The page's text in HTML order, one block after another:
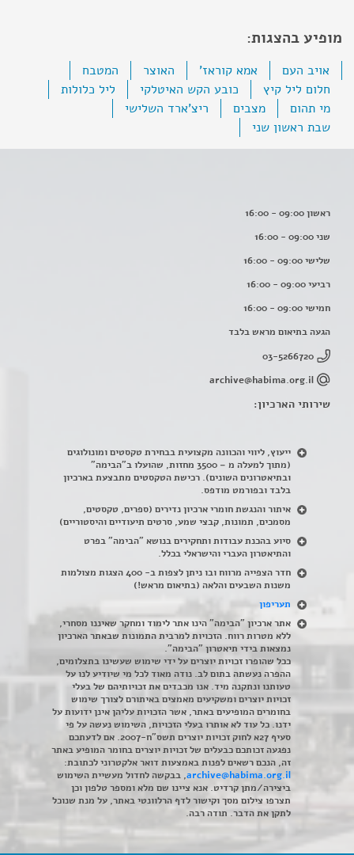
מופיע בהצגות:
אויב העם אמא קוראז' האוצר
המטבח
חלום ליל קיץ
כובע הקש האיטלקי
ליל כלולות
מי תהום
מצבים
ריצ'ארד השלישי
שבת ראשון שני
ראשון 09:00 - 16:00
שני 09:00 - 16:00
שלישי 09:00 - 16:00
רביעי 09:00 - 16:00
חמישי 09:00 - 16:00
הגעה בתיאום מראש בלבד
03-5266720
archive@habima.org.il
שירותי הארכיון:
ייעוץ, ליווי והכוונה מקצועית בבחירת טקסטים ומונולוגים
(מתוך למעלה מ – 3500 מחזות, שהועלו ב"הבימה"
ובתיאטרונים השונים). רכישת הטקסטים מתבצעת בארכיון
בלבד ובפורמט מודפס.
איתור והנגשת חומרי ארכיון נדירים (ספרים, טקסטים,
מסמכים, תמונות, קבצי שמע, סרטים תיעודיים והיסטוריים)
סיוע בהכנת עבודות ותחקירים בנושא "הבימה" בפרט
והתיאטרון העברי והישראלי בכלל.
חדר הצפייה מרווח ובו ניתן לצפות ב- 400 הצגות מצולמות
משנות השבעים והלאה (בתיאום מראש!)
תעריפון
אתר ארכיון "הבימה" הינו אתר לימוד ומחקר שאיננו מסחרי,
ללא מטרות רווח. הזכויות למרבית התמונות שבאתר הארכיון
נמצאות בידי תיאטרון "הבימה".
ככל שהופרו זכויות יוצרים על ידי שימוש שעשינו בתצלומים,
ההפרה נעשתה בתום לב. נודה מאוד לכל מי שיודיע לנו על
טעותנו ונתקנה מיד. אנו מכבדים את זכויותיהם של בעלי
זכויות יוצרים ומשקיעים מאמצים באיתורם לצורך שימוש
בחומרים המופיעים באתר, אשר הזכויות עליהן אינן ידועות על
ידנו. כל עוד לא אותרו בעלי הזכויות, השימוש נעשה על פי
סעיף 27א לחוק זכויות יוצרים תשס"ח-2007. אם לדעתכם
נפגעה זכותכם כבעלים של זכויות יוצרים בחומר המופיע באתר
זה, הנכם רשאים לפנות באמצעות דואר אלקטרוני לכתובת:
archive@habima.org.il, בבקשה לחדול מעשיית השימוש
ביצירה/מתן קרדיט. אנא ציינו שם מלא ומספר טלפון וכן
תצרפו צילום מסך וקישור לדף הרלוונטי באתר, על מנת שנוכל
לתקן את הדבר. תודה רבה.